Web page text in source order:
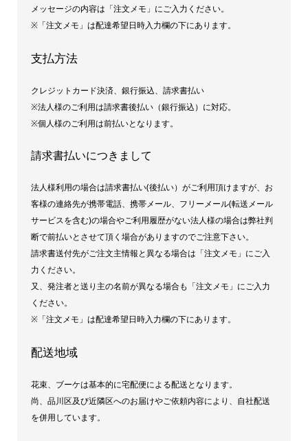
メッセージの内容は「注文メモ」にご入力ください。
※「注文メモ」は配達希望日時入力欄の下にあります。
支払方法
クレジットカード決済、銀行振込、請求書払い
※法人様のご利用は請求書後払い（銀行振込）に対応。
※個人様のご利用は前払いとなります。
請求書払いにつきまして
法人様利用の場合は請求書払い(後払い）がご利用頂けますが、お
客様の連絡先が携帯電話、携帯メール、フリーメール(転送メール
サービスを含む)の場合やご利用履歴がない法人様の場合は弊社判
断で前払いとさせて頂く場合がありますのでご注意下さい。
請求書送付先がご注文主情報と異なる場合は「注文メモ」にご入
力ください。
又、発注者と送り主の名前が異なる場合も「注文メモ」にご入力
ください。
※「注文メモ」は配達希望日時入力欄の下にあります。
配送地域
花束、ブーケは基本的に宅配便による配送となります。
尚、品川区及び近隣区へのお届けやご依頼内容により、自社配送
を併用しています。